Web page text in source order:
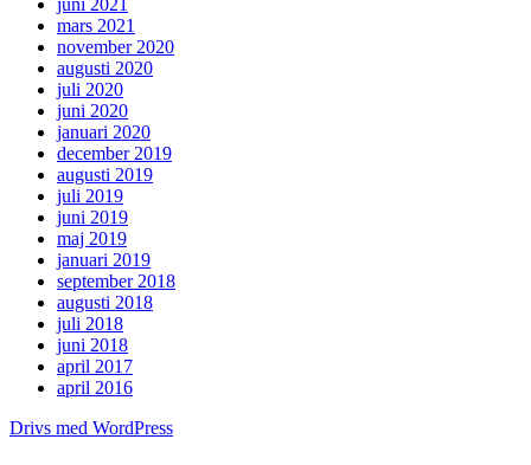
mars 2021
november 2020
augusti 2020
juli 2020
juni 2020
januari 2020
december 2019
augusti 2019
juli 2019
juni 2019
maj 2019
januari 2019
september 2018
augusti 2018
juli 2018
juni 2018
april 2017
april 2016
Drivs med WordPress